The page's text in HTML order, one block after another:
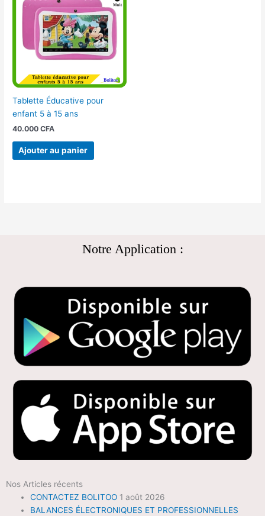
Tablette Éducative pour
enfant 5 à 15 ans
40.000CFA
Ajouter au panier
Notre Application :
Nos Articles récents
CONTACTEZ BOLITOO 1 août 2026
BALANCES ÉLECTRONIQUES ET PROFESSIONNELLES